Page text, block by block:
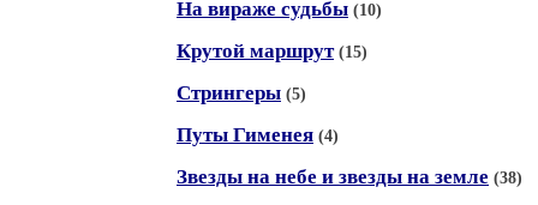
На вираже судьбы (10)
Крутой маршрут (15)
Стрингеры (5)
Путы Гименея (4)
Звезды на небе и звезды на земле (38)